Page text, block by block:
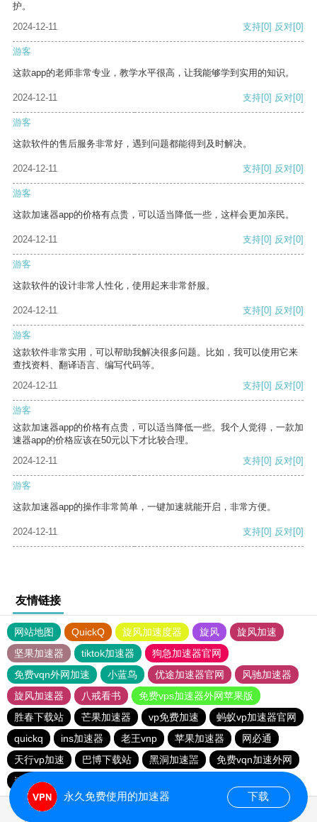
护。
2024-12-11
支持[0] 反对[0]
游客
这款app的老师非常专业，教学水平很高，让我能够学到实用的知识。
2024-12-11 支持[0] 反对[0]
游客
这款软件的售后服务非常好，遇到问题都能得到及时解决。
2024-12-11 支持[0] 反对[0]
游客
这款加速器app的价格有点贵，可以适当降低一些，这样会更加亲民。
2024-12-11 支持[0] 反对[0]
游客
这款软件的设计非常人性化，使用起来非常舒服。
2024-12-11 支持[0] 反对[0]
游客
这款软件非常实用，可以帮助我解决很多问题。比如，我可以使用它来
查找资料、翻译语言、编写代码等。
2024-12-11
支持[0] 反对[0]
游客
这款加速器app的价格有点贵，可以适当降低一些。我个人觉得，一款加
速器app的价格应该在50元以下才比较合理。
2024-12-11
支持[0] 反对[0]
游客
这款加速器app的操作非常简单，一键加速就能开启，非常方便。
2024-12-11 支持[0] 反对[0]
友情链接
网站地图 QuickQ 旋风加速度器 旋风
旋风加速
坚果加速器
tiktok加速器
狗急加速器官网
免费vqn外网加速
小蓝鸟 优途加速器官网
风驰加速器
旋风加速器
八戒看书
免费vps加速器外网苹果版
胜春下载站
芒果加速器 vp免费加速
蚂蚁vp加速器官网
quickq
ins加速器 老王vnp 苹果加速器
网必通
天行vp加速
巴博下载站 黑洞加速噐
免费vqn加速外网
速帆加速器
永久免费使用的加速器 下载